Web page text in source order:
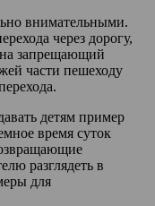
внимательными.
через дорогу,
на запрещающий
части пешеходу
детям пример
время суток
разглядеть в
для